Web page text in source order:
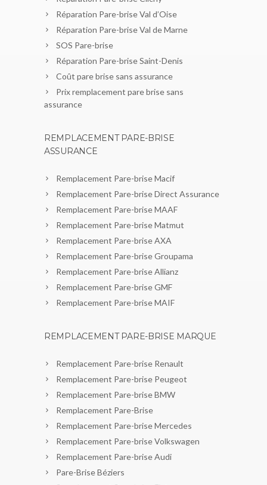
Réparation Pare-brise Val d’Oise
Réparation Pare-brise Val de Marne
SOS Pare-brise
Réparation Pare-brise Saint-Denis
Coût pare brise sans assurance
Prix remplacement pare brise sans
assurance
REMPLACEMENT PARE-BRISE
ASSURANCE
Remplacement Pare-brise Macif
Remplacement Pare-brise Direct Assurance
Remplacement Pare-brise MAAF
Remplacement Pare-brise Matmut
Remplacement Pare-brise AXA
Remplacement Pare-brise Groupama
Remplacement Pare-brise Allianz
Remplacement Pare-brise GMF
Remplacement Pare-brise MAIF
REMPLACEMENT PARE-BRISE MARQUE
Remplacement Pare-brise Renault
Remplacement Pare-brise Peugeot
Remplacement Pare-brise BMW
Remplacement Pare-Brise
Remplacement Pare-brise Mercedes
Remplacement Pare-brise Volkswagen
Remplacement Pare-brise Audi
Pare-Brise Béziers